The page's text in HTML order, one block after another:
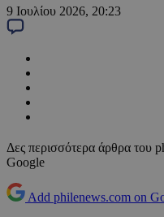
9 Ιουλίου 2026, 20:23
Δες περισσότερα άρθρα του
Google
Add philenews.com on